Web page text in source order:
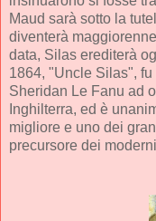
Maud sarà sotto la
diventerà
data, Silas erediterà
1864, "Uncle Silas",
Sheridan Le Fanu ad
Inghilterra, ed è
migliore e uno dei
precursore dei